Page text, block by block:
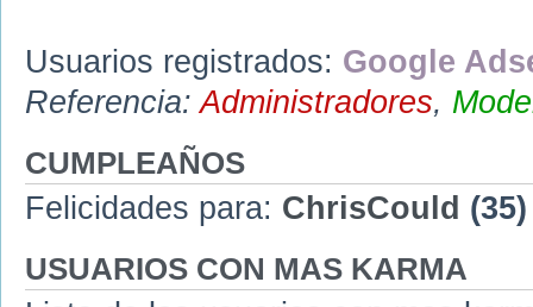
Usuarios registrados: Google
Referencia:Administradores,
CUMPLEAÑOS
Felicidades para: ChrisCould (35)
USUARIOS CON MAS KARMA